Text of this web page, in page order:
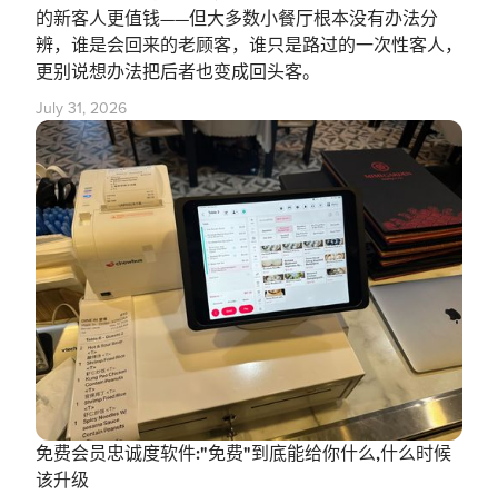
的新客人更值钱——但大多数小餐厅根本没有办法分
辨，谁是会回来的老顾客，谁只是路过的一次性客人，
更别说想办法把后者也变成回头客。
July 31, 2026
免费会员忠诚度软件:"免费"到底能给你什么,什么时候
该升级